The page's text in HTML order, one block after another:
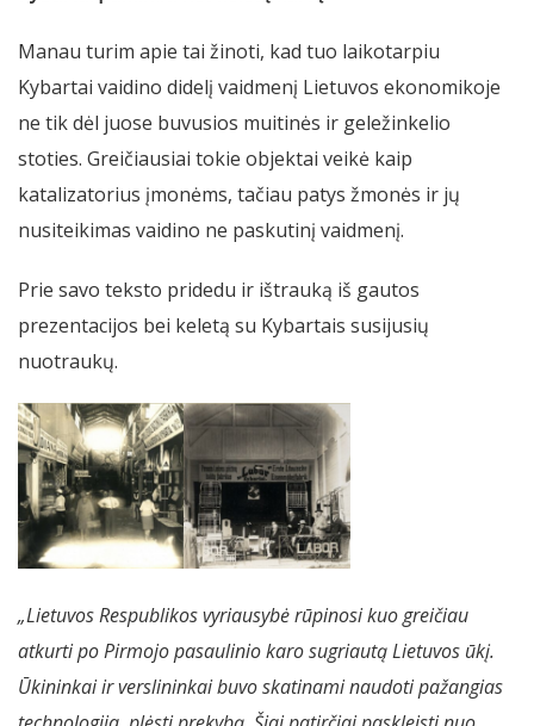
Manau turim apie tai žinoti, kad tuo laikotarpiu
Kybartai vaidino didelį vaidmenį Lietuvos ekonomikoje
ne tik dėl juose buvusios muitinės ir geležinkelio
stoties. Greičiausiai tokie objektai veikė kaip
katalizatorius įmonėms, tačiau patys žmonės ir jų
nusiteikimas vaidino ne paskutinį vaidmenį.
Prie savo teksto pridedu ir ištrauką iš gautos
prezentacijos bei keletą su Kybartais susijusių
nuotraukų.
„Lietuvos Respublikos vyriausybė rūpinosi kuo greičiau
atkurti po Pirmojo pasaulinio karo sugriautą Lietuvos ūkį.
Ūkininkai ir verslininkai buvo skatinami naudoti pažangias